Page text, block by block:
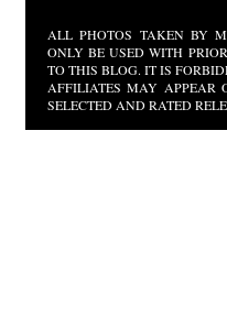
ALL PHOTOS TAKEN BY
ONLY BE USED WITH
TO THIS BLOG. IT IS
AFFILIATES MAY APPEAR
SELECTED AND RATED